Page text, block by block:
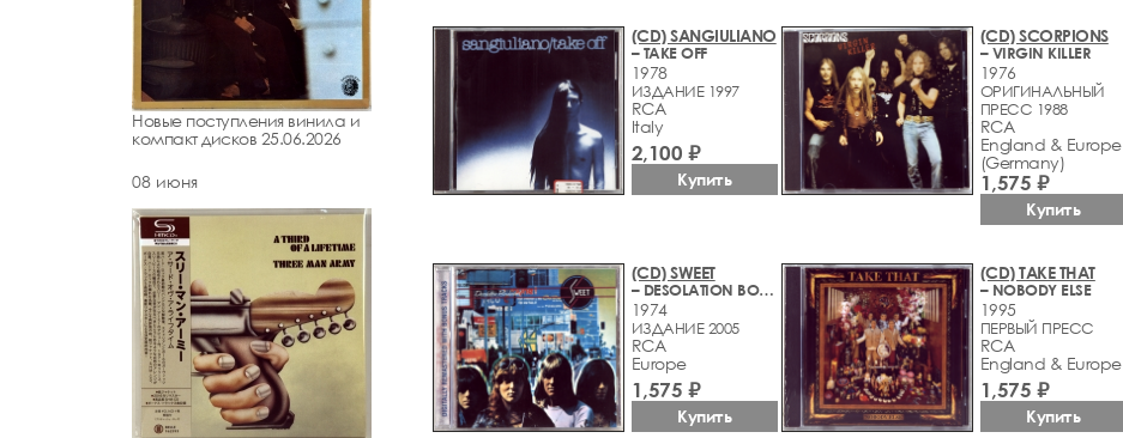
Новые поступления винила и
компакт дисков 25.06.2026
08 июня
(CD) SANGIULIANO
– TAKE OFF
1978
ИЗДАНИЕ 1997
RCA
Italy
2,100 ₽
Купить
(CD) SCORPIONS
– VIRGIN KILLER
1976
ОРИГИНАЛЬНЫЙ
ПРЕСС 1988
RCA
England & Europe
(Germany)
1,575 ₽
Купить
(CD) SWEET
– DESOLATION BOULEVARD
1974
ИЗДАНИЕ 2005
RCA
Europe
1,575 ₽
Купить
(CD) TAKE THAT
– NOBODY ELSE
1995
ПЕРВЫЙ ПРЕСС
RCA
England & Europe
1,575 ₽
Купить